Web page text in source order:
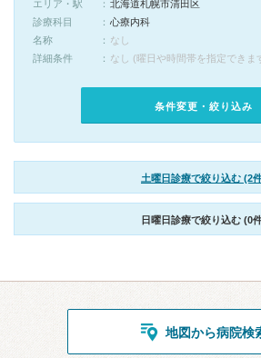
エリア・駅
北海道札幌市清田区
診療科目
心療内科
名称
なし
詳細条件
なし (曜日や時間帯を指定できま
条件変更・絞り込み
土曜日診療で絞り込む (2
日曜日診療で絞り込む (0
地図から病院検